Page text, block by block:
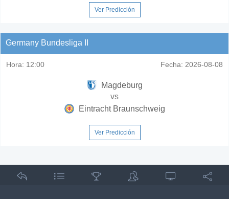
Ver Predicción
Germany Bundesliga II
Hora: 12:00 Fecha: 2026-08-08
Magdeburg
vs
Eintracht Braunschweig
Ver Predicción